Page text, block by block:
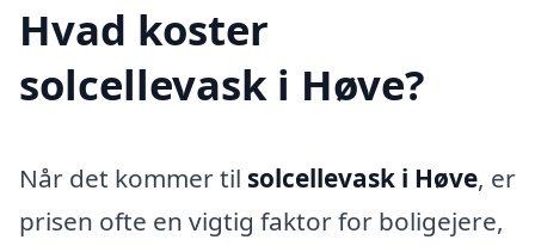
Hvad koster
solcellevask i Høve?
Når det kommer til solcellevask i Høve, er
prisen ofte en vigtig faktor for boligejere,